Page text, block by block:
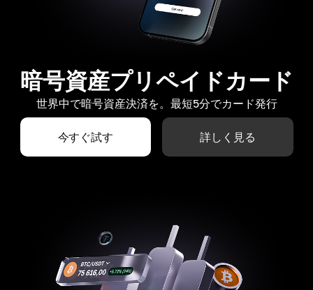
暗号資産プリペイドカード
世界中で暗号資産決済を。最短5分でカード発行
今すぐ試す 詳しく見る